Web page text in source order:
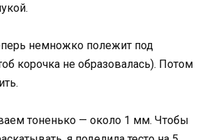
немножко полежит под
корочка не образовалась). Потом
тоненько — около 1 мм. Чтобы